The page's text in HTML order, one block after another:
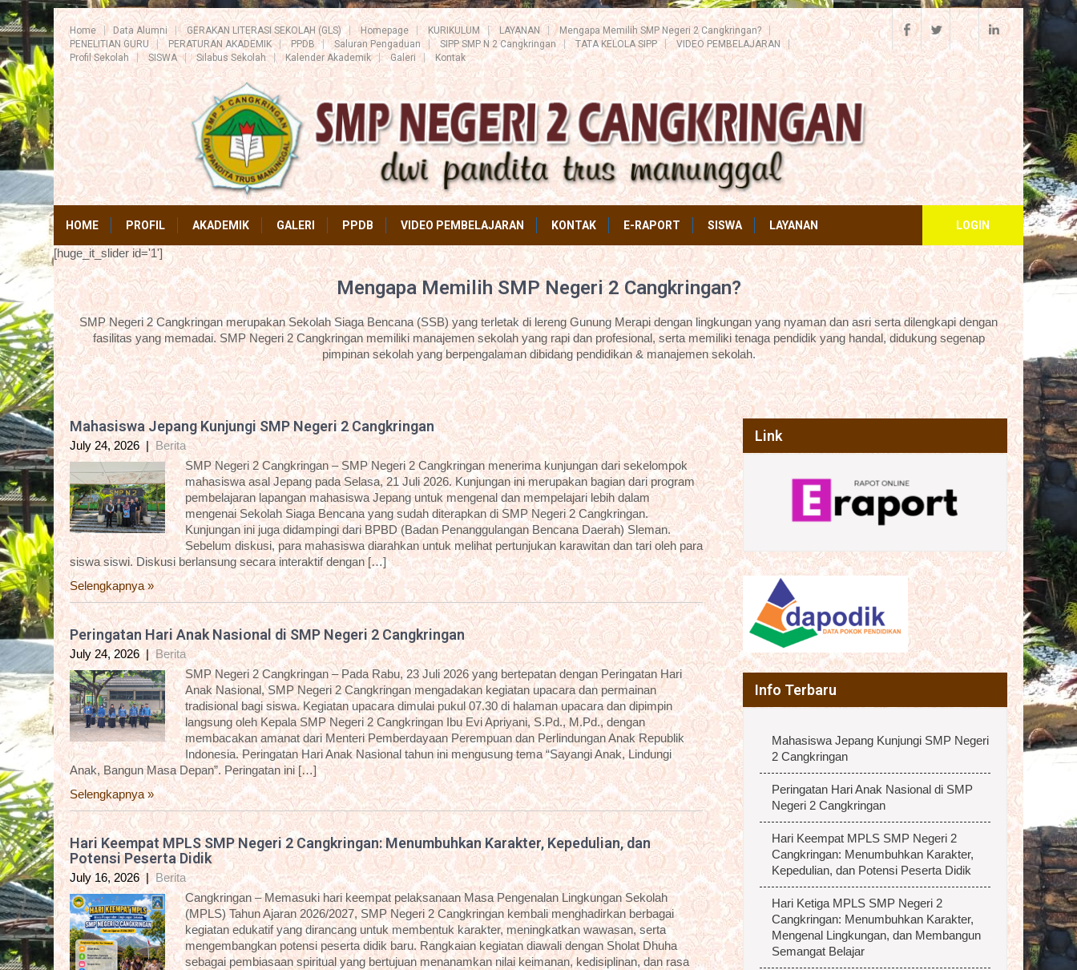
Home Data Alumni GERAKAN LITERASI SEKOLAH (GLS) Homepage KURIKULUM LAYANAN
Mengapa Memilih SMP Negeri 2 Cangkringan?
PENELITIAN GURU
PERATURAN AKADEMIK PPDB Saluran Pengaduan SIPP SMP N 2 Cangkringan TATA KELOLA SIPP
VIDEO PEMBELAJARAN
Profil Sekolah
SISWA Silabus Sekolah Kalender Akademik Galeri Kontak
HOME PROFIL AKADEMIK GALERI PPDB VIDEO PEMBELAJARAN KONTAK E-RAPORT SISWA LAYANAN LOGIN
[huge_it_slider id='1']
Mengapa Memilih SMP Negeri 2 Cangkringan?
SMP Negeri 2 Cangkringan merupakan Sekolah Siaga Bencana (SSB) yang terletak di lereng Gunung Merapi dengan lingkungan yang nyaman dan asri serta dilengkapi dengan
fasilitas yang memadai. SMP Negeri 2 Cangkringan memiliki manajemen sekolah yang rapi dan profesional, serta memiliki tenaga pendidik yang handal, didukung segenap
pimpinan sekolah yang berpengalaman dibidang pendidikan & manajemen sekolah.
Mahasiswa Jepang Kunjungi SMP Negeri 2 Cangkringan
July 24, 2026 | Berita
SMP Negeri 2 Cangkringan – SMP Negeri 2 Cangkringan menerima kunjungan dari sekelompok
mahasiswa asal Jepang pada Selasa, 21 Juli 2026. Kunjungan ini merupakan bagian dari program
pembelajaran lapangan mahasiswa Jepang untuk mengenal dan mempelajari lebih dalam
mengenai Sekolah Siaga Bencana yang sudah diterapkan di SMP Negeri 2 Cangkringan.
Kunjungan ini juga didampingi dari BPBD (Badan Penanggulangan Bencana Daerah) Sleman.
Sebelum diskusi, para mahasiswa diarahkan untuk melihat pertunjukan karawitan dan tari oleh para
siswa siswi. Diskusi berlansung secara interaktif dengan […]
Selengkapnya »
Peringatan Hari Anak Nasional di SMP Negeri 2 Cangkringan
July 24, 2026 |Berita
SMP Negeri 2 Cangkringan – Pada Rabu, 23 Juli 2026 yang bertepatan dengan Peringatan Hari
Anak Nasional, SMP Negeri 2 Cangkringan mengadakan kegiatan upacara dan permainan
tradisional bagi siswa. Kegiatan upacara dimulai pukul 07.30 di halaman upacara dan dipimpin
langsung oleh Kepala SMP Negeri 2 Cangkringan Ibu Evi Apriyani, S.Pd., M.Pd., dengan
membacakan amanat dari Menteri Pemberdayaan Perempuan dan Perlindungan Anak Republik
Indonesia. Peringatan Hari Anak Nasional tahun ini mengusung tema “Sayangi Anak, Lindungi
Anak, Bangun Masa Depan”. Peringatan ini […]
Selengkapnya »
Hari Keempat MPLS SMP Negeri 2 Cangkringan: Menumbuhkan Karakter, Kepedulian, dan
Potensi Peserta Didik
July 16, 2026 |Berita
Cangkringan – Memasuki hari keempat pelaksanaan Masa Pengenalan Lingkungan Sekolah
(MPLS) Tahun Ajaran 2026/2027, SMP Negeri 2 Cangkringan kembali menghadirkan berbagai
kegiatan edukatif yang dirancang untuk membentuk karakter, meningkatkan wawasan, serta
mengembangkan potensi peserta didik baru. Rangkaian kegiatan diawali dengan Sholat Dhuha
sebagai pembiasaan spiritual yang bertujuan menanamkan nilai keimanan, kedisiplinan, dan rasa
Link
Info Terbaru
Mahasiswa Jepang Kunjungi SMP Negeri
2 Cangkringan
Peringatan Hari Anak Nasional di SMP
Negeri 2 Cangkringan
Hari Keempat MPLS SMP Negeri 2
Cangkringan: Menumbuhkan Karakter,
Kepedulian, dan Potensi Peserta Didik
Hari Ketiga MPLS SMP Negeri 2
Cangkringan: Menumbuhkan Karakter,
Mengenal Lingkungan, dan Membangun
Semangat Belajar